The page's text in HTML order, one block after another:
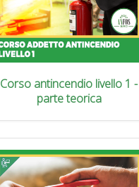
Corso antincendio livello 1 -
parte teorica